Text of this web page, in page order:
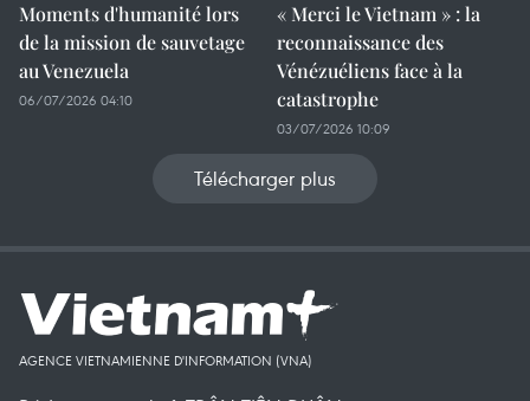
Moments d'humanité lors
de la mission de sauvetage
au Venezuela
06/07/2026 04:10
« Merci le Vietnam » : la
reconnaissance des
Vénézuéliens face à la
catastrophe
03/07/2026 10:09
Télécharger plus
AGENCE VIETNAMIENNE D'INFORMATION (VNA)